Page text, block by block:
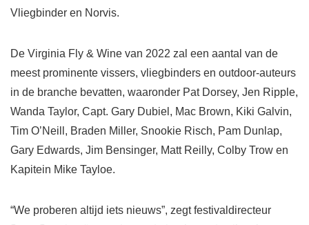
Vliegbinder en Norvis.
De Virginia Fly & Wine van 2022 zal een aantal van de
meest prominente vissers, vliegbinders en outdoor-auteurs
in de branche bevatten, waaronder Pat Dorsey, Jen Ripple,
Wanda Taylor, Capt. Gary Dubiel, Mac Brown, Kiki Galvin,
Tim O’Neill, Braden Miller, Snookie Risch, Pam Dunlap,
Gary Edwards, Jim Bensinger, Matt Reilly, Colby Trow en
Kapitein Mike Tayloe.
“We proberen altijd iets nieuws”, zegt festivaldirecteur